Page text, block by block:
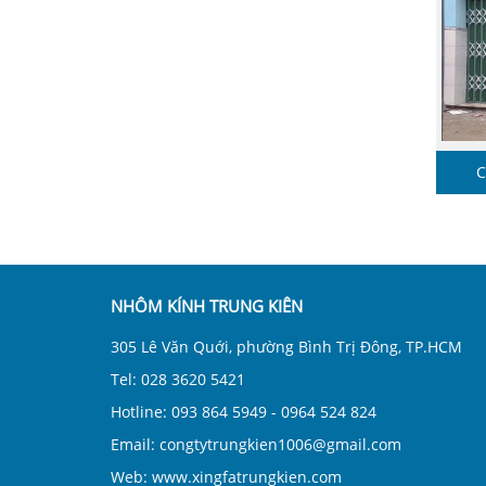
NHÔM KÍNH TRUNG KIÊN
305 Lê Văn Quới, phường Bình Trị Đông, TP.HCM
Tel: 028 3620 5421
Hotline: 093 864 5949 - 0964 524 824
Email: congtytrungkien1006@gmail.com
Web: www.xingfatrungkien.com